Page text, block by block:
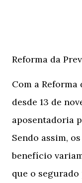
Reforma da
Com a
desde 13 de
aposentadoria
Sendo assim,
benefício
que o